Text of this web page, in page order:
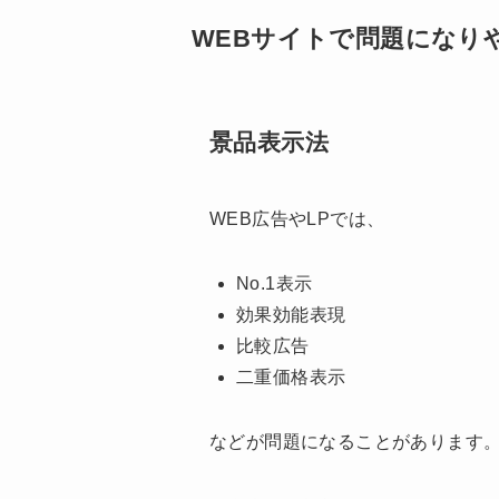
WEBサイトで問題になり
景品表示法
WEB広告やLPでは、
No.1表示
効果効能表現
比較広告
二重価格表示
などが問題になることがあります。